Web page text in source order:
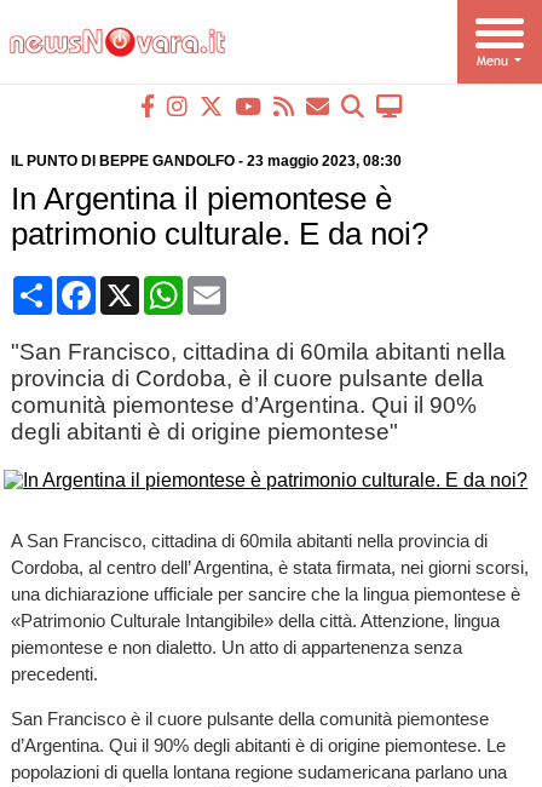
IL PUNTO DI BEPPE GANDOLFO- 23 maggio 2023, 08:30
In Argentina il piemontese è
patrimonio culturale. E da noi?
CondividiFacebook
X WhatsApp
Email
"San Francisco, cittadina di 60mila abitanti nella
provincia di Cordoba, è il cuore pulsante della
comunità piemontese d’Argentina. Qui il 90%
degli abitanti è di origine piemontese"
A San Francisco, cittadina di 60mila abitanti nella provincia di
Cordoba, al centro dell’ Argentina, è stata firmata, nei giorni scorsi,
una dichiarazione ufficiale per sancire che la lingua piemontese è
«Patrimonio Culturale Intangibile» della città. Attenzione, lingua
piemontese e non dialetto. Un atto di appartenenza senza
precedenti.
San Francisco è il cuore pulsante della comunità piemontese
d’Argentina. Qui il 90% degli abitanti è di origine piemontese. Le
popolazioni di quella lontana regione sudamericana parlano una